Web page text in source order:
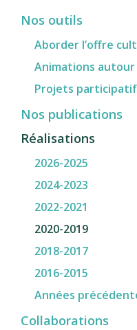
Nos outils
Aborder l’offre
Animations
Projets
Nos publications
Réalisations
2026-2025
2024-2023
2022-2021
2020-2019
2018-2017
2016-2015
Années
Collaborations